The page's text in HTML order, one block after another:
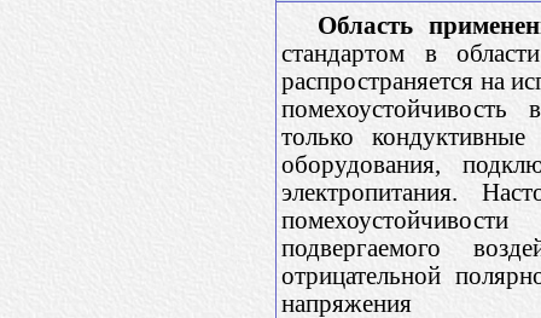
Область
стандартом в
распространяется на
помехоустойчивость
только
оборудования,
электропитания.
подвергаемого
отрицательной
напряжения